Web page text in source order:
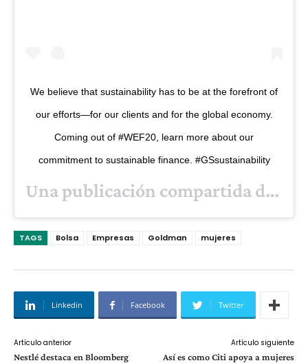
We believe that sustainability has to be at the forefront of
our efforts—for our clients and for the global economy.
Coming out of #WEF20, learn more about our
commitment to sustainable finance. #GSsustainability
Una publicación compartida de
TAGS Bolsa Empresas Goldman mujeres
Linkedin Facebook Twitter
Artículo anterior
Nestlé destaca en Bloomberg
Artículo siguiente
Así es como Citi apoya a mujeres